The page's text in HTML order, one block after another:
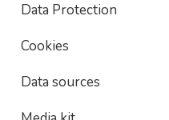
Data Protection
Cookies
Data sources